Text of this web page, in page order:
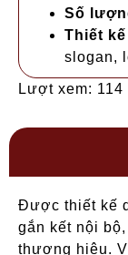
Số
Thiết
slogan,
Lượt xem: 114
Được thiết kế
gắn kết nội
thương hiệu.